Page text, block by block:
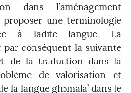
dans l’aménagement
une terminologie
à ladite langue. La
par conséquent la suivante
de la traduction dans la
de valorisation et
la langue ghɔmala’ dans le